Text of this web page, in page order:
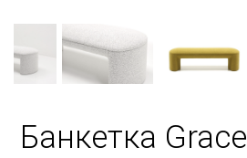
Банкетка Grace